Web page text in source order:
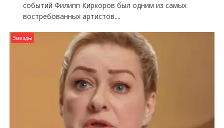
событий Филипп Киркоров был одним из самых
востребованных артистов....
Звезды